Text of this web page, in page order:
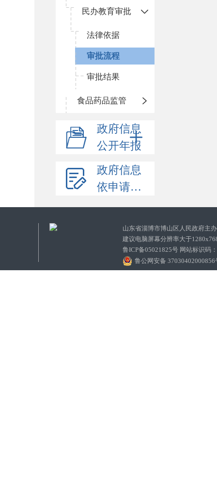
民办教育审批
法律依据
审批流程
审批结果
食品药品监管
政府信息
公开年报
政府信息
依申请公开
山东省淄博市博山区人民政府
建议电脑屏幕分辨率大于
鲁ICP备05021825号 网站标识码
鲁公网安备 37030402000856